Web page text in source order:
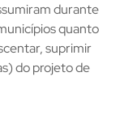
durante
quanto
suprimir
do projeto de